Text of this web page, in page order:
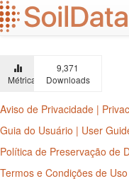
Ir
para
o
principal
Métricas
9,371
Downloads
Aviso de Privacidade |
Guia do Usuário | User
Política de Preservação de
Termos e Condições de